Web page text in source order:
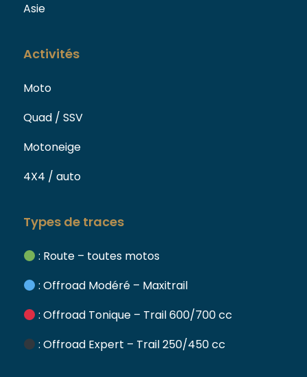
Asie
Activités
Moto
Quad / SSV
Motoneige
4X4 / auto
Types de traces
: Route – toutes motos
: Offroad Modéré – Maxitrail
: Offroad Tonique – Trail 600/700 cc
: Offroad Expert – Trail 250/450 cc